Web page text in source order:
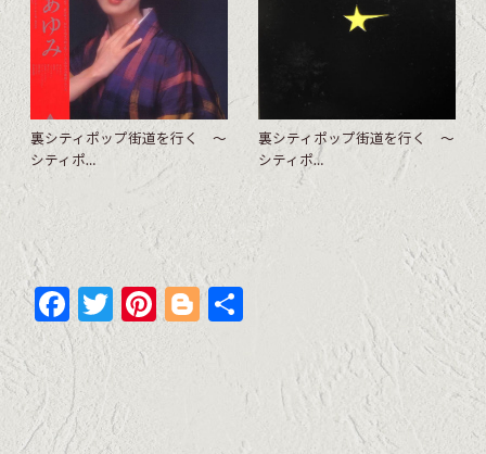
裏シティポップ街道を行く 〜
シティポ…
裏シティポップ街道を行く 〜
シティポ…
F
ac
e
b
o
T
w
itt
er
Pi
nt
Bl